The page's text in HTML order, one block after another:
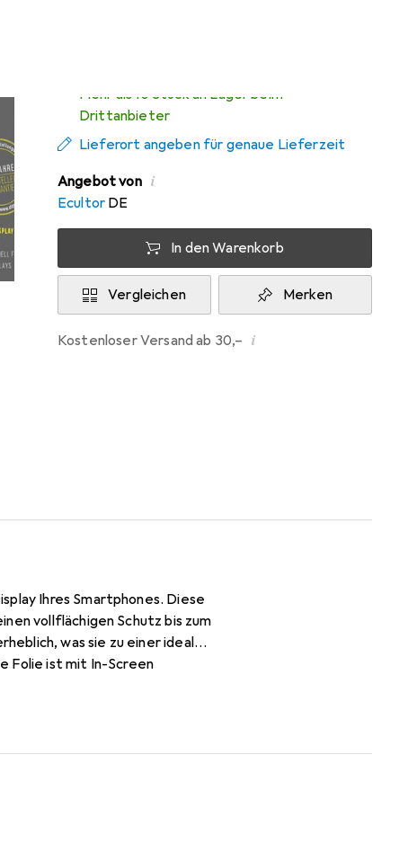
Mehr als 10 Stück an Lager beim
Drittanbieter
Lieferort angeben für genaue Lieferzeit
Angebot von i
Ecultor DE
In den Warenkorb
Vergleichen Merken
Kostenloser Versand ab 30,– i
Ihres Smartphones. Diese
vollflächigen Schutz bis zum
was sie zu einer idealen
Folie ist mit In-Screen
entfernt werden.
zur Reduzierung des
rückstandsfrei entfernbar -